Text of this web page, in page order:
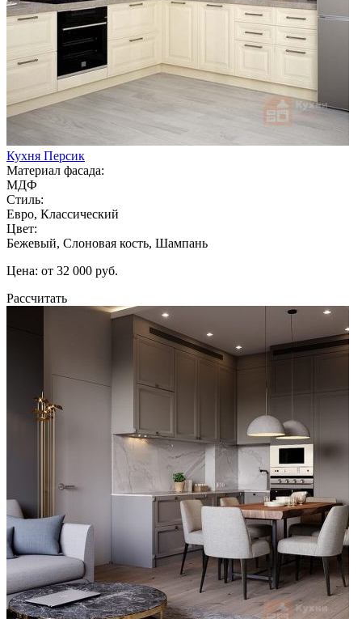
Кухня Персик
Материал фасада:
МДФ
Стиль:
Евро, Классический
Цвет:
Бежевый, Слоновая кость, Шампань
Цена: от 32 000 руб.
Рассчитать